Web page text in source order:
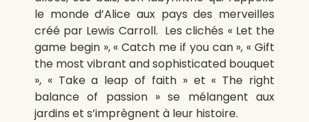
le monde d’Alice aux pays des merveilles
créé par Lewis Carroll. Les clichés « Let the
game begin », « Catch me if you can », « Gift
the most vibrant and sophisticated bouquet
», « Take a leap of faith » et « The right
balance of passion » se mélangent aux
jardins et s’imprègnent à leur histoire.